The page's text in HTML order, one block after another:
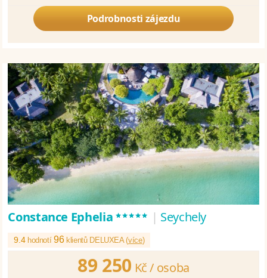
Podrobnosti zájezdu
Constance Ephelia***** | Seychely
9.4 hodnotí96klientů DELUXEA (více)
89 250 Kč / osoba